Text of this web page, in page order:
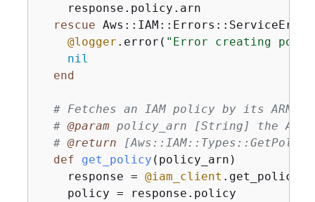
    response.policy.arn
rescue
@logger .error( "Error creating
nil
end
# Fetches an IAM policy by its ARN
# @param policy_arn [String] the
# @return
def
get_policy (policy_arn)
    response =
@iam_client .get_policy(
    policy = response.policy